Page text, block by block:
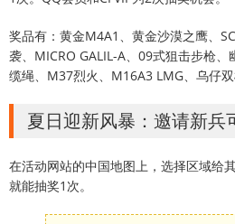
奖品有：黄金M4A1、黄金沙漠之鹰、
袭、MICRO GALIL-A、09式狙击步枪、
缆绳、M37烈火、M16A3 LMG、乌仔双
夏日迎新风暴：邀请新兵
在活动网站的中国地图上，选择区域给
就能抽奖1次。